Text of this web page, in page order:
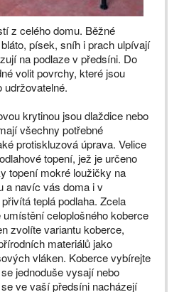
z celého domu. Běžné
písek, sníh i prach ulpívají
na podlaze v předsíni. Do
volit povrchy, které jsou
udržovatelné.
krytinou jsou dlaždice nebo
všechny potřebné
protiskluzová úprava. Velice
topení, jež je určeno
topení mokré loužičky na
a navíc vás doma i v
teplá podlaha. Zcela
celoplošného koberce
zvolíte variantu koberce,
materiálů jako
vláken. Koberce vybírejte
jednoduše vysají nebo
ve vaší předsíni nacházejí